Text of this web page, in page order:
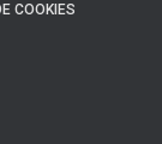
COOKIES